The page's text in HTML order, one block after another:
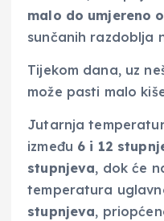
malo do umjereno
sunčanih razdoblja
Tijekom dana, uz
može pasti malo
Jutarnja
između 6 i 12
stupnjeva, dok će
temperatura
stupnjeva,